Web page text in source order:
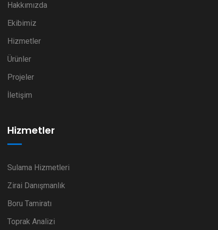
Hakkımızda
Ekibimiz
Hizmetler
Ürünler
Projeler
İletişim
Hizmetler
Sulama Hizmetleri
Zirai Danışmanlık
Boru Tamiratı
Toprak Analizi